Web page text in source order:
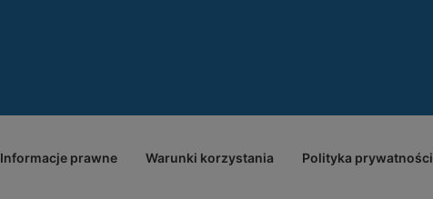
Informacje prawne Warunki korzystania Polityka prywatności